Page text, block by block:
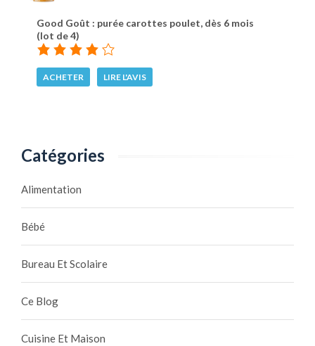
Good Goût : purée carottes poulet, dès 6 mois
(lot de 4)
ACHETER LIRE L'AVIS
Catégories
Alimentation
Bébé
Bureau Et Scolaire
Ce Blog
Cuisine Et Maison